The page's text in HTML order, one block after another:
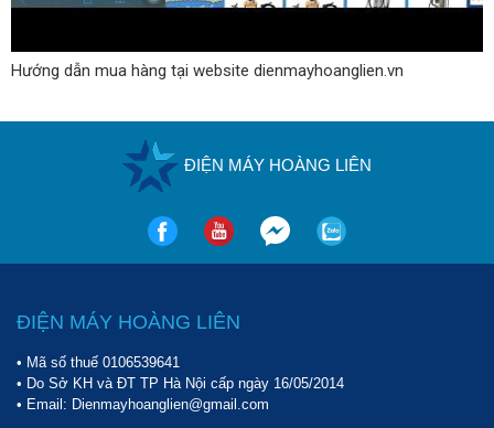
Hướng dẫn mua hàng tại website dienmayhoanglien.vn
ĐIỆN MÁY HOÀNG LIÊN
ĐIỆN MÁY HOÀNG LIÊN
• Mã số thuế 0106539641
• Do Sở KH và ĐT TP Hà Nội cấp ngày 16/05/2014
• Email: Dienmayhoanglien@gmail.com